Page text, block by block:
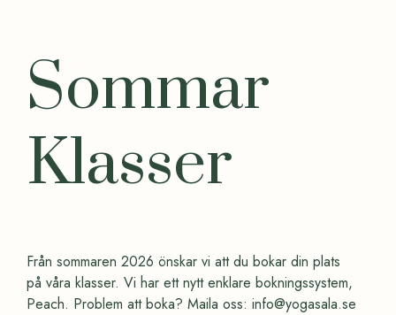
Sommar
Klasser
Från sommaren 2026 önskar vi att du bokar din plats
på våra klasser. Vi har ett nytt enklare bokningssystem,
Peach. Problem att boka? Maila oss:info@yogasala.se